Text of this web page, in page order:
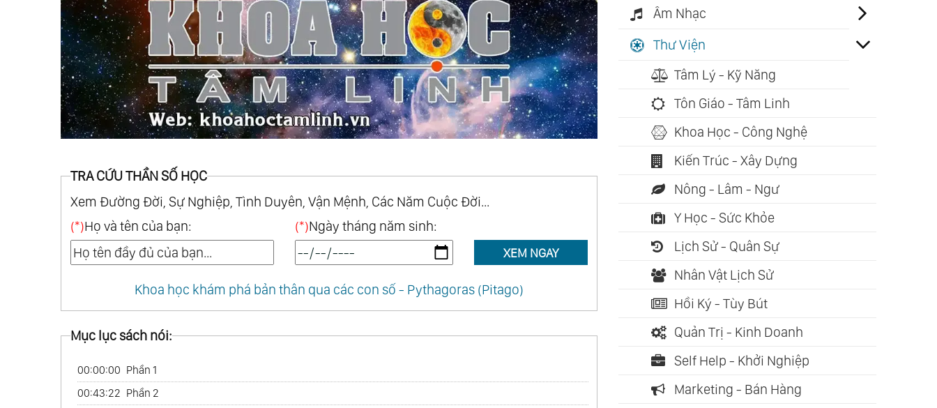
TRA CỨU THẦN SỐ HỌC
Xem Đường Đời, Sự Nghiệp, Tình Duyên, Vận Mệnh, Các Năm Cuộc Đời...
(*)Họ và tên của bạn: (*)Ngày tháng năm sinh:
XEM NGAY
Khoa học khám phá bản thân qua các con số - Pythagoras (Pitago)
Mục lục sách nói:
00:00:00 Phần 1
00:43:22 Phần 2
Âm Nhạc
Thư Viện
Tâm Lý - Kỹ Năng
Tôn Giáo - Tâm Linh
Khoa Học - Công Nghệ
Kiến Trúc - Xây Dựng
Nông - Lâm - Ngư
Y Học - Sức Khỏe
Lịch Sử - Quân Sự
Nhân Vật Lịch Sử
Hồi Ký - Tùy Bút
Quản Trị - Kinh Doanh
Self Help - Khởi Nghiệp
Marketing - Bán Hàng